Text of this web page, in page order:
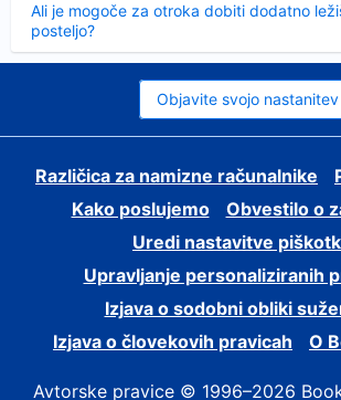
Ali je mogoče za otroka dobiti dodatno
posteljo?
Objavite svojo nastanitev
Različica za namizne računalnike
Kako poslujemo
Obvestilo o
Uredi nastavitve
Upravljanje personaliziranih
Izjava o sodobni obliki
Izjava o človekovih pravicah
O
Avtorske pravice © 1996–2026